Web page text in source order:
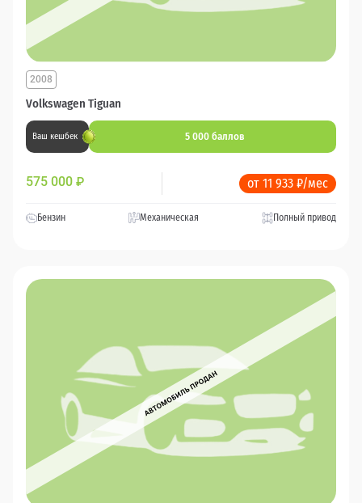
Volkswagen Tiguan
2008
Ваш кешбек 5 000 баллов
575 000 ₽ от 11 933 ₽/мес
Бензин Механическая Полный привод